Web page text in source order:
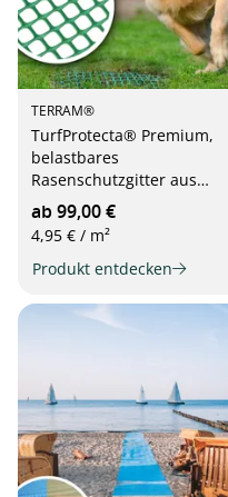
TERRAM®
TurfProtecta® Premium,
belastbares
Rasenschutzgitter aus
Kunststoff, 2m Breite
ab 99,00 €
4,95 € / m²
Produkt entdecken